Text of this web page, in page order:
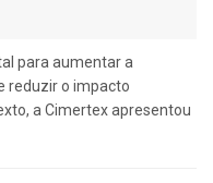
para aumentar a
reduzir o impacto
a Cimertex apresentou